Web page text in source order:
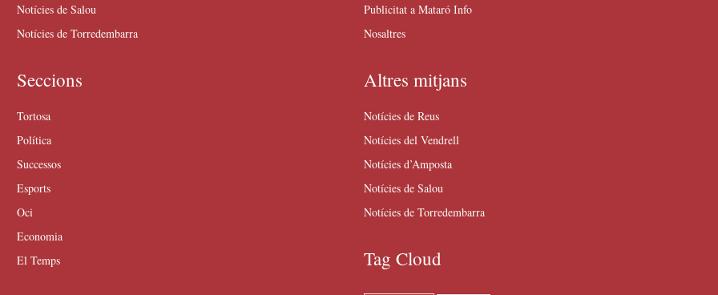
Notícies de Salou
Notícies de Torredembarra
Seccions
Tortosa
Política
Successos
Esports
Oci
Economia
El Temps
Publicitat a Mataró Info
Nosaltres
Altres mitjans
Notícies de Reus
Notícies del Vendrell
Notícies d’Amposta
Notícies de Salou
Notícies de Torredembarra
Tag Cloud